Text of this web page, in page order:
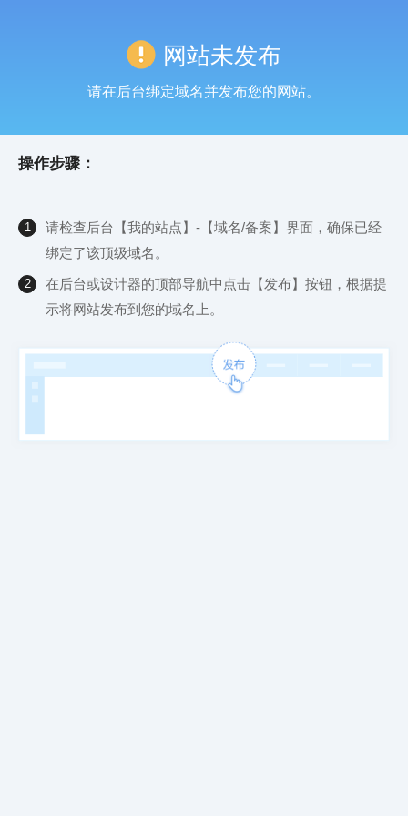
网站未发布
请在后台绑定域名并发布您的网站。
操作步骤：
1
请检查后台【我的站点】-【域名/备案】界面，确保已经
绑定了该顶级域名。
2
在后台或设计器的顶部导航中点击【发布】按钮，根据提
示将网站发布到您的域名上。